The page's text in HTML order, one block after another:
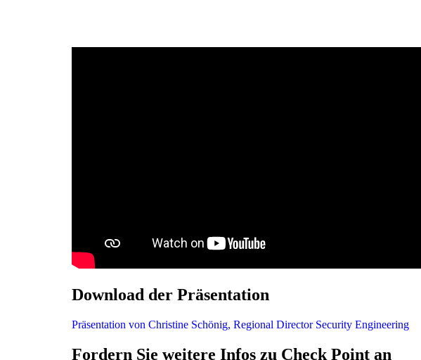
Download der Präsentation
Präsentation von Christine Schönig, Regional Director Security Engineering
Fordern Sie weitere Infos zu Check Point an